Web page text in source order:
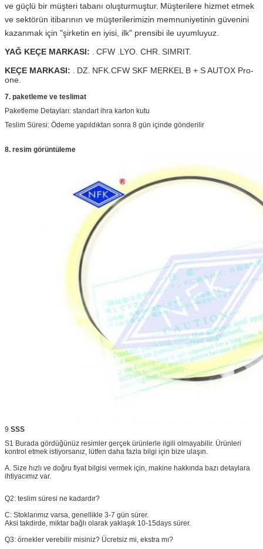
ve güçlü bir müşteri tabanı oluşturmuştur. Müşterilere hizmet etmek
ve sektörün itibarının ve müşterilerimizin memnuniyetinin güvenini
kazanmak için "şirketin en iyisi, ilk" prensibi ile uyumluyuz.
YAĞ KEÇE MARKASI:
CFW .LYO. CHR. SIMRIT.
KEÇE MARKASI:
DZ. NFK.CFW SKF MERKEL B + S AUTOX Pro-
one.
7. paketleme ve teslimat
Paketleme Detayları: standart ihra karton kutu
Teslim Süresi: Ödeme yapıldıktan sonra 8 gün içinde gönderilir
8. resim görüntüleme
9 SSS
S1 Burada gördüğünüz resimler gerçek ürünlerle ilgili olmayabilir. Ürünleri
kontrol etmek istiyorsanız, lütfen daha fazla bilgi için bize ulaşın.
A. Size hızlı ve doğru fiyat bilgisi vermek için, makine hakkında bazı detaylara
ihtiyacımız var.
Q2: teslim süresi ne kadardır?
C: Stoklarımız varsa, genellikle 3-7 gün sürer.
Aksi takdirde, miktar bağlı olarak yaklaşık 10-15days sürer.
Q3: örnekler verebilir misiniz? Ücretsiz mi, ekstra mı?